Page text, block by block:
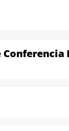
Conferencia